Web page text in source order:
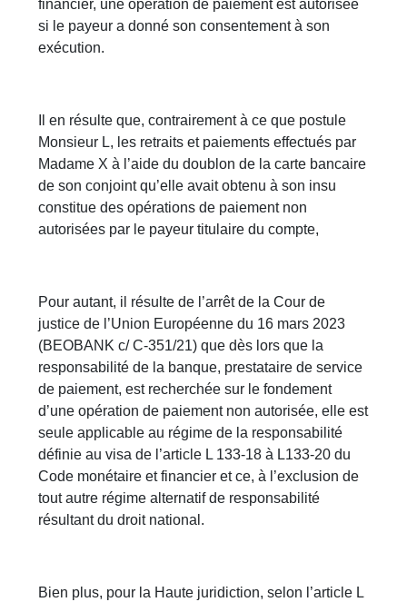
financier, une opération de paiement est autorisée
si le payeur a donné son consentement à son
exécution.
Il en résulte que, contrairement à ce que postule
Monsieur L, les retraits et paiements effectués par
Madame X à l’aide du doublon de la carte bancaire
de son conjoint qu’elle avait obtenu à son insu
constitue des opérations de paiement non
autorisées par le payeur titulaire du compte,
Pour autant, il résulte de l’arrêt de la Cour de
justice de l’Union Européenne du 16 mars 2023
(BEOBANK c/ C-351/21) que dès lors que la
responsabilité de la banque, prestataire de service
de paiement, est recherchée sur le fondement
d’une opération de paiement non autorisée, elle est
seule applicable au régime de la responsabilité
définie au visa de l’article L 133-18 à L133-20 du
Code monétaire et financier et ce, à l’exclusion de
tout autre régime alternatif de responsabilité
résultant du droit national.
Bien plus, pour la Haute juridiction, selon l’article L